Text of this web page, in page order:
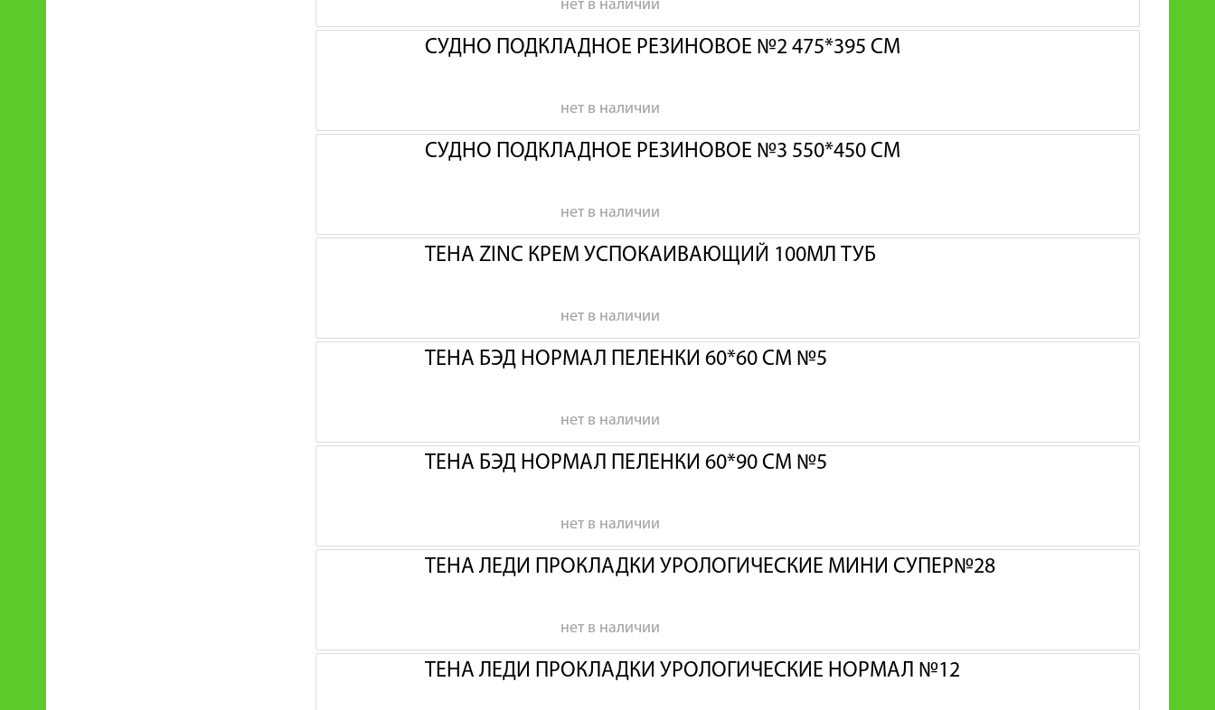
нет в наличии
СУДНО ПОДКЛАДНОЕ РЕЗИНОВОЕ №2 475*395 СМ
нет в наличии
СУДНО ПОДКЛАДНОЕ РЕЗИНОВОЕ №3 550*450 СМ
нет в наличии
ТЕНА ZINC КРЕМ УСПОКАИВАЮЩИЙ 100МЛ ТУБ
нет в наличии
ТЕНА БЭД НОРМАЛ ПЕЛЕНКИ 60*60 СМ №5
нет в наличии
ТЕНА БЭД НОРМАЛ ПЕЛЕНКИ 60*90 СМ №5
нет в наличии
ТЕНА ЛЕДИ ПРОКЛАДКИ УРОЛОГИЧЕСКИЕ МИНИ СУПЕР№28
нет в наличии
ТЕНА ЛЕДИ ПРОКЛАДКИ УРОЛОГИЧЕСКИЕ НОРМАЛ №12